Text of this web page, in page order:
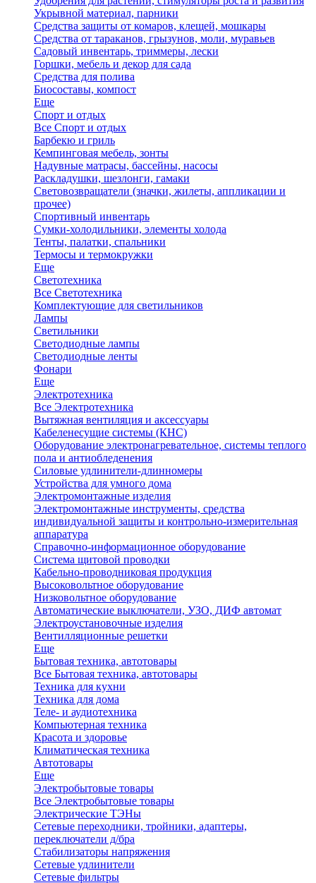
Укрывной материал, парники
Средства защиты от комаров, клещей, мошкары
Средства от тараканов, грызунов, моли, муравьев
Садовый инвентарь, триммеры, лески
Горшки, мебель и декор для сада
Средства для полива
Биосоставы, компост
Еще
Спорт и отдых
Все Спорт и отдых
Барбекю и гриль
Кемпинговая мебель, зонты
Надувные матрасы, бассейны, насосы
Раскладушки, шезлонги, гамаки
Световозвращатели (значки, жилеты, аппликации и
прочее)
Спортивный инвентарь
Сумки-холодильники, элементы холода
Тенты, палатки, спальники
Термосы и термокружки
Еще
Светотехника
Все Светотехника
Комплектующие для светильников
Лампы
Светильники
Светодиодные лампы
Светодиодные ленты
Фонари
Еще
Электротехника
Все Электротехника
Вытяжная вентиляция и аксессуары
Кабеленесущие системы (КНС)
Оборудование электронагревательное, системы теплого
пола и антиобледенения
Силовые удлинители-длинномеры
Устройства для умного дома
Электромонтажные изделия
Электромонтажные инструменты, средства
индивидуальной защиты и контрольно-измерительная
аппаратура
Справочно-информационное оборудование
Система щитовой проводки
Кабельно-проводниковая продукция
Высоковольтное оборудование
Низковольтное оборудование
Автоматические выключатели, УЗО, ДИФ автомат
Электроустановочные изделия
Вентилляционные решетки
Еще
Бытовая техника, автотовары
Все Бытовая техника, автотовары
Техника для кухни
Техника для дома
Теле- и аудиотехника
Компьютерная техника
Красота и здоровье
Климатическая техника
Автотовары
Еще
Электробытовые товары
Все Электробытовые товары
Электрические ТЭНы
Сетевые переходники, тройники, адаптеры,
переключатели д/бра
Стабилизаторы напряжения
Сетевые удлинители
Сетевые фильтры